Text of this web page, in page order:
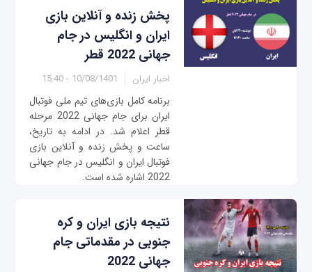
پخش زنده و آنلاین بازی‌
ایران و انگلیس در جام
جهانی 2022 قطر
اخبار ایران 10/08/1401 - 15:40
برنامه کامل بازی‌‌های تیم ملی فوتبال
ایران برای جام جهانی 2022 مرحله
قطر اعلام شد. در ادامه به تاریخ،
ساعت و پخش زنده و آنلاین بازی
فوتبال ایران و انگلیس در جام جهانی
2022 اشاره شده است.
نتیجه بازی ایران و کره
جنوبی در مقدماتی جام
جهانی 2022